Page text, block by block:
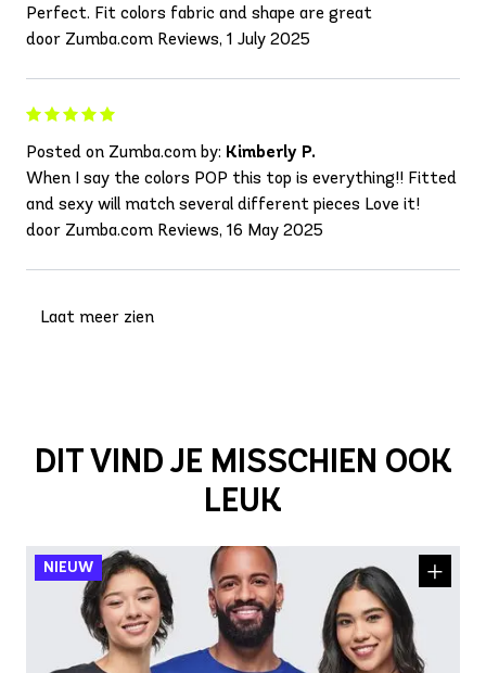
Perfect. Fit colors fabric and shape are great
door Zumba.com Reviews, 1 July 2025
Posted on Zumba.com by: Kimberly P.
When I say the colors POP this top is everything!! Fitted
and sexy will match several different pieces Love it!
door Zumba.com Reviews, 16 May 2025
Laat meer zien
DIT VIND JE MISSCHIEN OOK
LEUK